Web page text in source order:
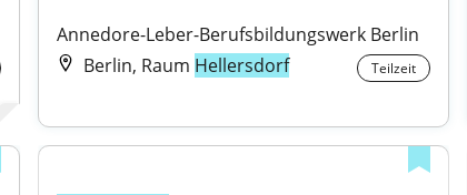
Annedore-Leber-Berufsbildungswerk Berlin
Berlin, Raum Hellersdorf Teilzeit